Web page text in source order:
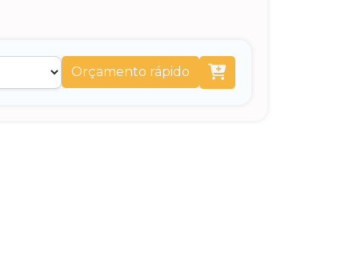
Orçamento rápido